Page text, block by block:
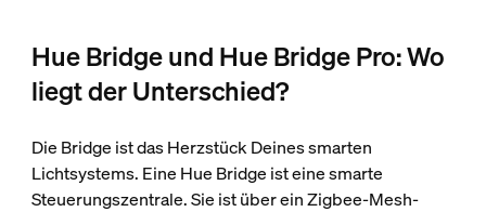
Hue Bridge und Hue Bridge Pro: Wo
liegt der Unterschied?
Die Bridge ist das Herzstück Deines smarten
Lichtsystems. Eine Hue Bridge ist eine smarte
Steuerungszentrale. Sie ist über ein Zigbee-Mesh-